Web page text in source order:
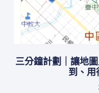
三分鐘計劃｜讓地
到、用